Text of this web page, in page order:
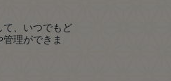
て、いつでもど
理ができま